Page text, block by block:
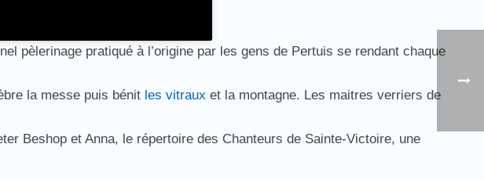
pèlerinage pratiqué à l’origine par les gens de Pertuis se rendant chaque
la messe puis bénit les vitraux et la montagne. Les maitres verriers de
Beshop et Anna, le répertoire des Chanteurs de Sainte-Victoire, une